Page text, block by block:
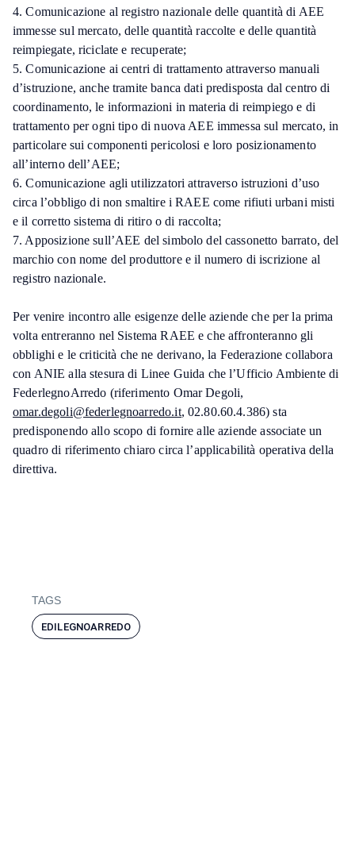
4. Comunicazione al registro nazionale delle quantità di AEE
immesse sul mercato, delle quantità raccolte e delle quantità
reimpiegate, riciclate e recuperate;
5. Comunicazione ai centri di trattamento attraverso manuali
d’istruzione, anche tramite banca dati predisposta dal centro di
coordinamento, le informazioni in materia di reimpiego e di
trattamento per ogni tipo di nuova AEE immessa sul mercato, in
particolare sui componenti pericolosi e loro posizionamento
all’interno dell’AEE;
6. Comunicazione agli utilizzatori attraverso istruzioni d’uso
circa l’obbligo di non smaltire i RAEE come rifiuti urbani misti
e il corretto sistema di ritiro o di raccolta;
7. Apposizione sull’AEE del simbolo del cassonetto barrato, del
marchio con nome del produttore e il numero di iscrizione al
registro nazionale.
Per venire incontro alle esigenze delle aziende che per la prima
volta entreranno nel Sistema RAEE e che affronteranno gli
obblighi e le criticità che ne derivano, la Federazione collabora
con ANIE alla stesura di Linee Guida che l’Ufficio Ambiente di
FederlegnoArredo (riferimento Omar Degoli,
omar.degoli@federlegnoarredo.it, 02.80.60.4.386) sta
predisponendo allo scopo di fornire alle aziende associate un
quadro di riferimento chiaro circa l’applicabilità operativa della
direttiva.
TAGS
EDILEGNOARREDO